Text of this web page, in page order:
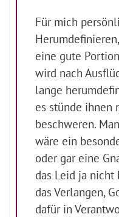
Für mich
eine gute
wird nach
lange
es stünde ihnen
beschweren.
wäre ein
oder gar eine
das Leid ja
das Verlangen,
dafür in